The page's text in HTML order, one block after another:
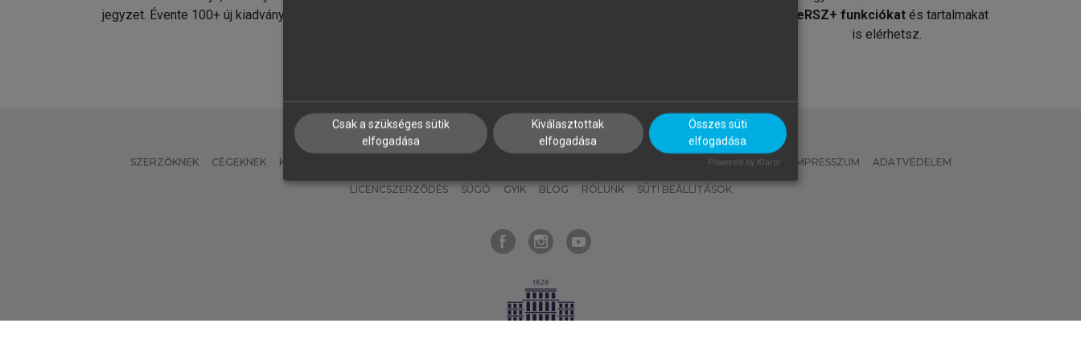
jegyzet. Évente 100+ új kiadvány.
MeRSZ+ funkciókat és tartalmakat
is elérhetsz.
SZERZŐKNEK CÉGEKNEK KÖNYVTÁROSOKNAK MI – ÁLTALÁNOS IRÁNYELVEK IMPRESSZUM ADATVÉDELEM
LICENCSZERZŐDÉS SÚGÓ GYIK BLOG RÓLUNK SÜTI BEÁLLÍTÁSOK
Csak a szükséges sütik
elfogadása
Kiválasztottak
elfogadása
Összes süti
elfogadása
Powered by Klaro!